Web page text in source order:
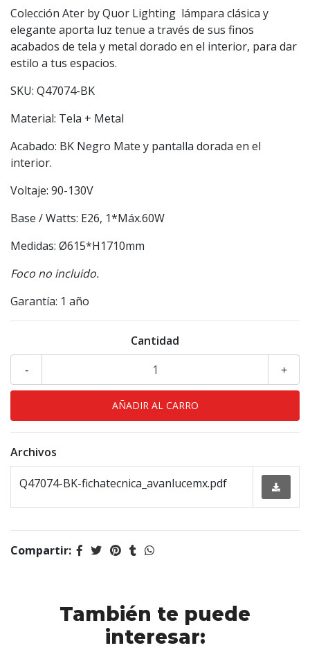
Colección Ater by Quor Lighting lámpara clásica y
elegante aporta luz tenue a través de sus finos
acabados de tela y metal dorado en el interior, para dar
estilo a tus espacios.
SKU: Q47074-BK
Material: Tela + Metal
Acabado: BK Negro Mate y pantalla dorada en el
interior.
Voltaje: 90-130V
Base / Watts: E26, 1*Máx.60W
Medidas: Ø615*H1710mm
Foco no incluido.
Garantía: 1 año
Cantidad
+
-
Archivos
Q47074-BK-fichatecnica_avanlucemx.pdf
Compartir:
También te puede
interesar: